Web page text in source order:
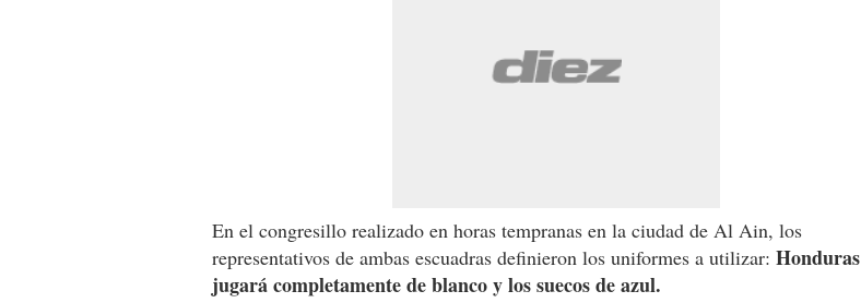
En el congresillo realizado en horas tempranas en la ciudad de Al Ain, los
representativos de ambas escuadras definieron los uniformes a utilizar: Honduras
jugará completamente de blanco y los suecos de azul.